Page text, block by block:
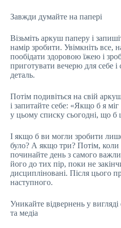
Завжди думайте на папері
Візьміть аркуш паперу і
намір зробити. Увімкніть все,
пообідати здоровою їжею і
приготувати вечерю для себе і
деталь.
Потім подивіться на свій
і запитайте себе: «Якщо б я
у цьому списку сьогодні, що б
І якщо б ви могли зробити
було? А якщо три? Потім, коли
починайте день з самого
його до тих пір, поки не
дисципліновані. Після цього
наступного.
Уникайте відвернень у
та медіа